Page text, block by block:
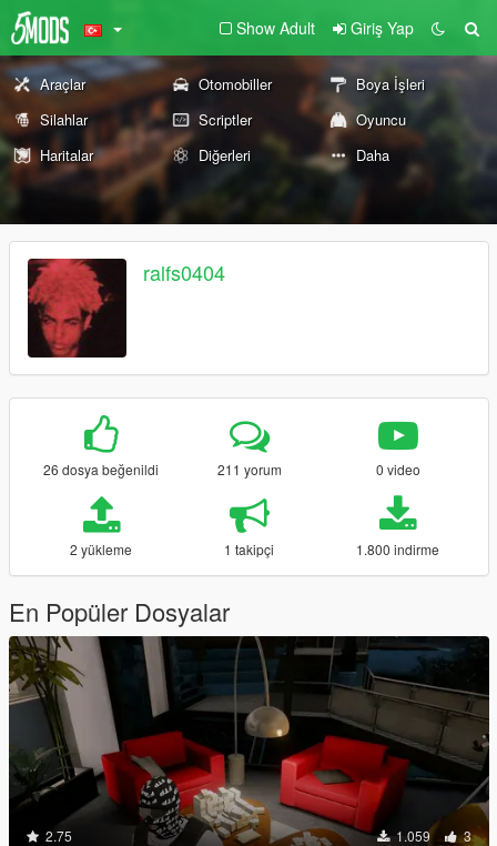
Show Adult Giriş Yap
Araçlar Otomobiller
Boya İşleri
Silahlar
Scriptler
Oyuncu
Haritalar
Diğerleri Daha
ralfs0404
26 dosya beğenildi 211 yorum 0 video
2 yükleme 1 takipçi 1.800 indirme
En Popüler Dosyalar
2.75 1.059 3